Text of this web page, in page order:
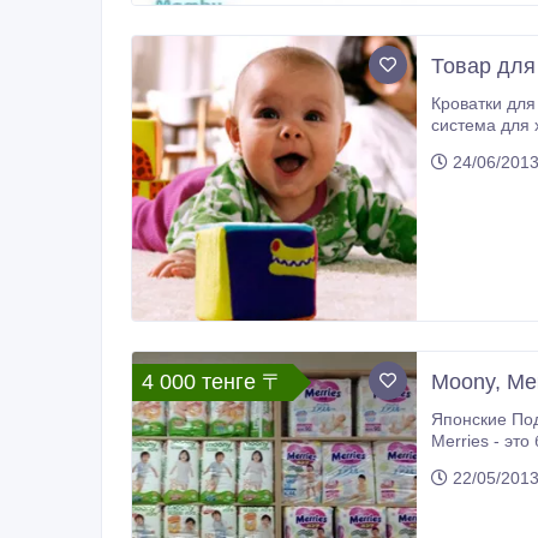
Товар
Кроватки для малышей, матрасы для детских кроваток, текстиль
система для хранения, компактное хранение, пеленальные столики,
24/06/2013
4 000 тенге 〒 Moony,
Японские Подгузники лучшего качества,
Merries - это бренды товаров, предназначенных для
(Moony), "Мерриес" (Merries) удовлетворяют запросы самых взыскательных родителей, особенно если у ребенка от
22/05/2013